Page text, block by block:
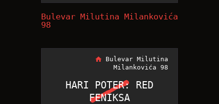
Bulevar Milutina Milankovića
98
HARI POTER: RED
FENIKSA
Bulevar Milutina
Milankovića 98
HARI POTER: RED
FENIKSA